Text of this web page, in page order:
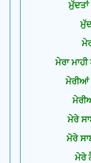
ਮੇਰਾ
ਮੇਰੀਆਂ
ਮੇਰੇ
ਮੋਰੇ
ਮੇਰੇ